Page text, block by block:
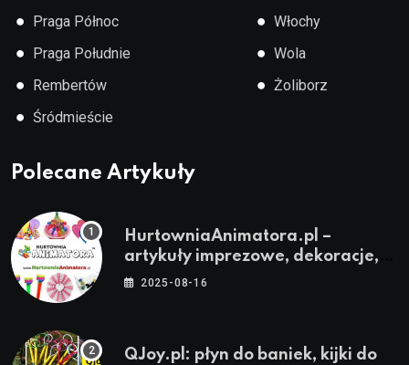
● Praga Północ
● Praga Południe
● Rembertów
● Śródmieście
● Włochy
● Wola
● Żoliborz
Polecane Artykuły
HurtowniaAnimatora.pl –
artykuły imprezowe, dekoracje,
stroje i akcesoria dla animatorów
2025-08-16
QJoy.pl: płyn do baniek, kijki do